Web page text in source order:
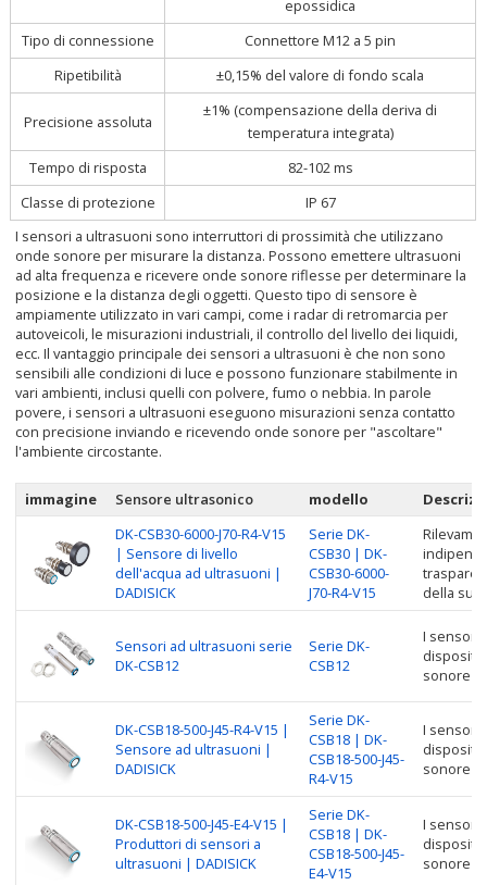
epossidica
Tipo di connessione
Connettore M12 a 5 pin
Ripetibilità
±0,15% del valore di fondo scala
Precisione assoluta
±1% (compensazione della deriva di
temperatura integrata)
Tempo di risposta
82-102 ms
Classe di protezione
IP 67
I sensori a ultrasuoni sono interruttori di prossimità che utilizzano
onde sonore per misurare la distanza. Possono emettere ultrasuoni
ad alta frequenza e ricevere onde sonore riflesse per determinare la
posizione e la distanza degli oggetti. Questo tipo di sensore è
ampiamente utilizzato in vari campi, come i radar di retromarcia per
autoveicoli, le misurazioni industriali, il controllo del livello dei liquidi,
ecc. Il vantaggio principale dei sensori a ultrasuoni è che non sono
sensibili alle condizioni di luce e possono funzionare stabilmente in
vari ambienti, inclusi quelli con polvere, fumo o nebbia. In parole
povere, i sensori a ultrasuoni eseguono misurazioni senza contatto
con precisione inviando e ricevendo onde sonore per "ascoltare"
l'ambiente circostante.
immagine Sensore ultrasonico modello
DK-CSB30-6000-J70-R4-V15
| Sensore di livello
dell'acqua ad ultrasuoni |
DADISICK
Serie DK-
CSB30 | DK-
CSB30-6000-
J70-R4-V15
della
Sensori ad ultrasuoni serie
DK-CSB12
Serie DK-
CSB12
I sensori
sonore
DK-CSB18-500-J45-R4-V15 |
Sensore ad ultrasuoni |
DADISICK
Serie DK-
CSB18 | DK-
CSB18-500-J45-
R4-V15
I sensori
sonore
DK-CSB18-500-J45-E4-V15 |
Produttori di sensori a
ultrasuoni | DADISICK
Serie DK-
CSB18 | DK-
CSB18-500-J45-
E4-V15
I sensori
sonore